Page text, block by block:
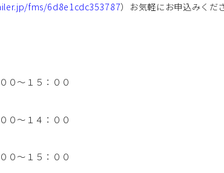
fms/6d8e1cdc353787）お気軽にお申込みくだ
０～１５：００
～１４：００
～１５：００